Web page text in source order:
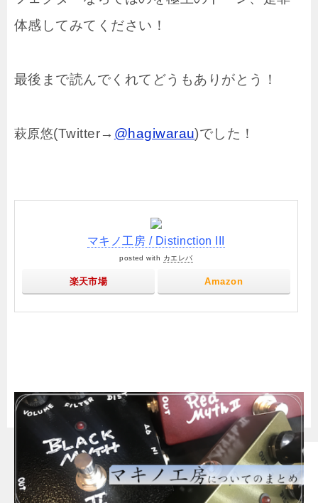
体感してみてください！
最後まで読んでくれてどうもありがとう！
萩原悠(Twitter→ @hagiwarau)でした！
マキノ工房 / Distinction III
posted with カエレバ
楽天市場 Amazon